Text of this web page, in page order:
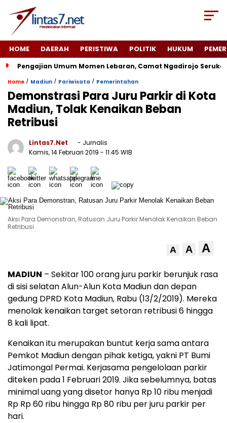
HOME DAERAH PERISTIWA POLITIK HUKUM
Pengajian Umum Momen Lebaran, Camat Ngadirojo
Home / Madiun / Pariwisata / Pemerintahan
Demonstrasi Para Juru Parkir di Kota
Madiun, Tolak Kenaikan Beban
Retribusi
Lintas7.net
- Jurnalis
Kamis, 14 Februari 2019 - 11:45 WIB
Aksi Para Demonstran, Ratusan Juru Parkir Menolak Kenaikan Beban
Retribusi
A A A
MADIUN – Sekitar 100 orang juru parkir berunjuk rasa
di sisi selatan Alun-Alun Kota Madiun dan depan
gedung DPRD Kota Madiun, Rabu (13/2/2019). Mereka
menolak kenaikan target setoran retribusi 6 hingga
8 kali lipat.
Kenaikan itu merupakan buntut kerja sama antara
Pemkot Madiun dengan pihak ketiga, yakni PT Bumi
Jatimongal Permai. Kerjasama pengelolaan parkir
diteken pada 1 Februari 2019. Jika sebelumnya, batas
minimal uang yang disetor hanya Rp 10 ribu menjadi
Rp Rp 60 ribu hingga Rp 80 ribu per juru parkir per
hari.